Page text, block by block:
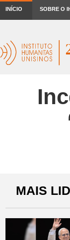
INÍCIO SOBRE O
MAIS